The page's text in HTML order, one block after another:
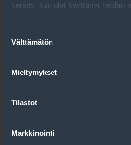
kerätty, kun olet käyttänyt heidän
valinta
Välttämätön
Mieltymykset
Tilastot
Markkinointi
Lue lisää ja tilaa